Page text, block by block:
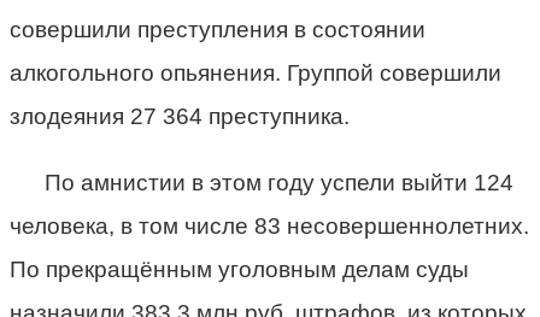
совершили преступления в состоянии
алкогольного опьянения. Группой совершили
злодеяния 27 364 преступника.
По амнистии в этом году успели выйти 124
человека, в том числе 83 несовершеннолетних.
По прекращённым уголовным делам суды